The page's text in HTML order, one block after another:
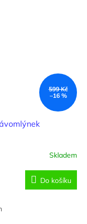
599 Kč
–16 %
Skladem
Do košíku